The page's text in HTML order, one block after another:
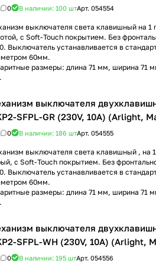
0 В наличии: 100 штАрт. 054554
выключателя света клавишный на 1
с Soft-Touch покрытием. Без
Выключатель устанавливается в
60мм.
размеры: длина 71 мм, ширина 71
выключателя
SFPL-GR (230V, 10A) (Arlight,
0 В наличии: 186 штАрт. 054555
выключателя света клавишный , на
с Soft-Touch покрытием. Без
Выключатель устанавливается в
60мм.
размеры: длина 71 мм, ширина 71
выключателя
SFPL-WH (230V, 10A) (Arlight,
0 В наличии: 195 штАрт. 054556